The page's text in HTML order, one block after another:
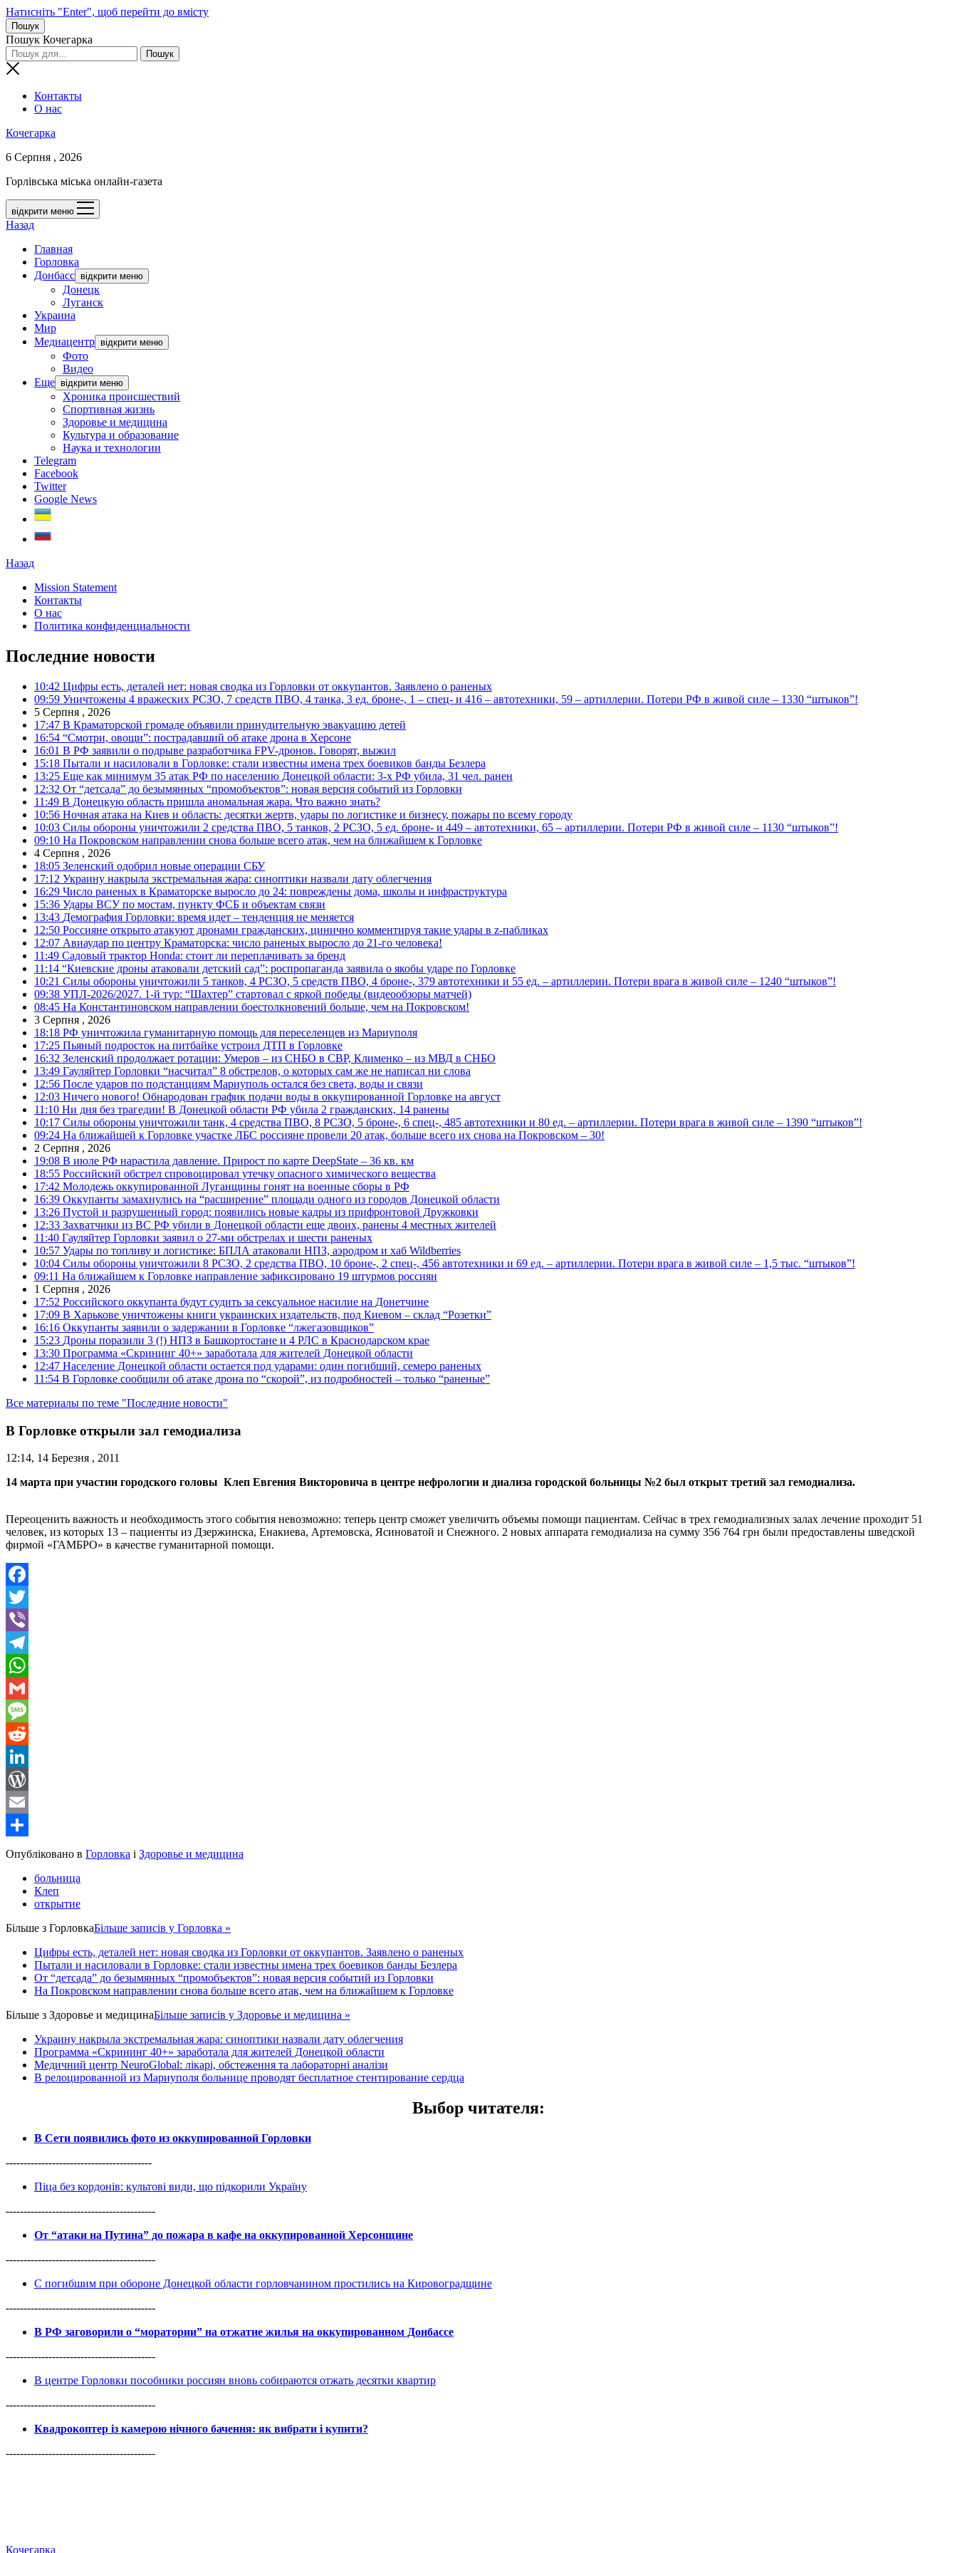
Натисніть "Enter", щоб перейти до вмісту
Пошук
Пошук Кочегарка
Контакты
О нас
Кочегарка
6 Серпня , 2026
Горлівська міська онлайн-газета
відкрити меню
Назад
Главная
Горловка
Донбасс відкрити меню
Донецк
Луганск
Украина
Мир
Медиацентр відкрити меню
Фото
Видео
Еще відкрити меню
Хроника происшествий
Спортивная жизнь
Здоровье и медицина
Культура и образование
Наука и технологии
Telegram
Facebook
Twitter
Google News
Назад
Mission Statement
Контакты
О нас
Политика конфиденциальности
Последние новости
10:42 Цифры есть, деталей нет: новая сводка из Горловки от оккупантов. Заявлено о раненых
09:59 Уничтожены 4 вражеских РСЗО, 7 средств ПВО, 4 танка, 3 ед. броне-, 1 – спец- и 416 – автотехники, 59 – артиллерии. Потери РФ в живой силе – 1330 “штыков”!
5 Серпня , 2026
17:47 В Краматорской громаде объявили принудительную эвакуацию детей
16:54 “Смотри, овощи”: пострадавший об атаке дрона в Херсоне
16:01 В РФ заявили о подрыве разработчика FPV-дронов. Говорят, выжил
15:18 Пытали и насиловали в Горловке: стали известны имена трех боевиков банды Безлера
13:25 Еще как минимум 35 атак РФ по населению Донецкой области: 3-х РФ убила, 31 чел. ранен
12:32 От “детсада” до безымянных “промобъектов”: новая версия событий из Горловки
11:49 В Донецкую область пришла аномальная жара. Что важно знать?
10:56 Ночная атака на Киев и область: десятки жертв, удары по логистике и бизнесу, пожары по всему городу
10:03 Силы обороны уничтожили 2 средства ПВО, 5 танков, 2 РСЗО, 5 ед. броне- и 449 – автотехники, 65 – артиллерии. Потери РФ в живой силе – 1130 “штыков”!
09:10 На Покровском направлении снова больше всего атак, чем на ближайшем к Горловке
4 Серпня , 2026
18:05 Зеленский одобрил новые операции СБУ
17:12 Украину накрыла экстремальная жара: синоптики назвали дату облегчения
16:29 Число раненых в Краматорске выросло до 24: повреждены дома, школы и инфраструктура
15:36 Удары ВСУ по мостам, пункту ФСБ и объектам связи
13:43 Демография Горловки: время идет – тенденция не меняется
12:50 Россияне открыто атакуют дронами гражданских, цинично комментируя такие удары в z-пабликах
12:07 Авиаудар по центру Краматорска: число раненых выросло до 21-го человека!
11:49 Садовый трактор Honda: стоит ли переплачивать за бренд
11:14 “Киевские дроны атаковали детский сад”: роспропаганда заявила о якобы ударе по Горловке
10:21 Силы обороны уничтожили 5 танков, 4 РСЗО, 5 средств ПВО, 4 броне-, 379 автотехники и 55 ед. – артиллерии. Потери врага в живой силе – 1240 “штыков”!
09:38 УПЛ-2026/2027. 1-й тур: “Шахтер” стартовал с яркой победы (видеообзоры матчей)
08:45 На Константиновском направлении боестолкновений больше, чем на Покровском!
3 Серпня , 2026
18:18 РФ уничтожила гуманитарную помощь для переселенцев из Мариуполя
17:25 Пьяный подросток на питбайке устроил ДТП в Горловке
16:32 Зеленский продолжает ротации: Умеров – из СНБО в СВР, Клименко – из МВД в СНБО
13:49 Гауляйтер Горловки “насчитал” 8 обстрелов, о которых сам же не написал ни слова
12:56 После ударов по подстанциям Мариуполь остался без света, воды и связи
12:03 Ничего нового! Обнародован график подачи воды в оккупированной Горловке на август
11:10 Ни дня без трагедии! В Донецкой области РФ убила 2 гражданских, 14 ранены
10:17 Силы обороны уничтожили танк, 4 средства ПВО, 8 РСЗО, 5 броне-, 6 спец-, 485 автотехники и 80 ед. – артиллерии. Потери врага в живой силе – 1390 “штыков”!
09:24 На ближайшей к Горловке участке ЛБС россияне провели 20 атак, больше всего их снова на Покровском – 30!
2 Серпня , 2026
19:08 В июле РФ нарастила давление. Прирост по карте DeepState – 36 кв. км
18:55 Российский обстрел спровоцировал утечку опасного химического вещества
17:42 Молодежь оккупированной Луганщины гонят на военные сборы в РФ
16:39 Оккупанты замахнулись на “расширение” площади одного из городов Донецкой области
13:26 Пустой и разрушенный город: появились новые кадры из прифронтовой Дружковки
12:33 Захватчики из ВС РФ убили в Донецкой области еще двоих, ранены 4 местных жителей
11:40 Гауляйтер Горловки заявил о 27-ми обстрелах и шести раненых
10:57 Удары по топливу и логистике: БПЛА атаковали НПЗ, аэродром и хаб Wildberries
10:04 Силы обороны уничтожили 8 РСЗО, 2 средства ПВО, 10 броне-, 2 спец-, 456 автотехники и 69 ед. – артиллерии. Потери врага в живой силе – 1,5 тыс. “штыков”!
09:11 На ближайшем к Горловке направление зафиксировано 19 штурмов россиян
1 Серпня , 2026
17:52 Российского оккупанта будут судить за сексуальное насилие на Донетчине
17:09 В Харькове уничтожены книги украинских издательств, под Киевом – склад “Розетки”
16:16 Оккупанты заявили о задержании в Горловке “лжегазовщиков”
15:23 Дроны поразили 3 (!) НПЗ в Башкортостане и 4 РЛС в Краснодарском крае
13:30 Программа «Скрининг 40+» заработала для жителей Донецкой области
12:47 Население Донецкой области остается под ударами: один погибший, семеро раненых
11:54 В Горловке сообщили об атаке дрона по “скорой”, из подробностей – только “раненые”
Все материалы по теме "Последние новости"
В Горловке открыли зал гемодиализа
12:14, 14 Березня , 2011
14 марта при участии городского головы Клеп Евгения Викторовича в центре нефрологии и диализа городской больницы №2 был открыт третий зал гемодиализа.
Переоценить важность и необходимость этого события невозможно: теперь центр сможет увеличить объемы помощи пациентам. Сейчас в трех гемодиализных залах лечение проходит 51
человек, из которых 13 – пациенты из Дзержинска, Енакиева, Артемовска, Ясиноватой и Снежного. 2 новых аппарата гемодиализа на сумму 356 764 грн были предоставлены шведской
фирмой «ГАМБРО» в качестве гуманитарной помощи.
Facebook
Twitter
Viber
Telegram
WhatsApp
Gmail
Message
Reddit
LinkedIn
WordPress
Email
Share
Опубліковано в Горловка і Здоровье и медицина
больница
Клеп
открытие
Більше з ГорловкаБільше записів у Горловка »
Цифры есть, деталей нет: новая сводка из Горловки от оккупантов. Заявлено о раненых
Пытали и насиловали в Горловке: стали известны имена трех боевиков банды Безлера
От “детсада” до безымянных “промобъектов”: новая версия событий из Горловки
На Покровском направлении снова больше всего атак, чем на ближайшем к Горловке
Більше з Здоровье и медицинаБільше записів у Здоровье и медицина »
Украину накрыла экстремальная жара: синоптики назвали дату облегчения
Программа «Скрининг 40+» заработала для жителей Донецкой области
Медичний центр NeuroGlobal: лікарі, обстеження та лабораторні аналізи
В релоцированной из Мариуполя больнице проводят бесплатное стентирование сердца
Выбор читателя:
В Сети появились фото из оккупированной Горловки
-----------------------------------------
Піца без кордонів: культові види, що підкорили Україну
------------------------------------------
От “атаки на Путина” до пожара в кафе на оккупированной Херсонщине
------------------------------------------
С погибшим при обороне Донецкой области горловчанином простились на Кировоградщине
------------------------------------------
В РФ заговорили о “моратории” на отжатие жилья на оккупированном Донбассе
------------------------------------------
В центре Горловки пособники россиян вновь собираются отжать десятки квартир
------------------------------------------
Квадрокоптер із камерою нічного бачення: як вибрати і купити?
------------------------------------------
Кочегарка